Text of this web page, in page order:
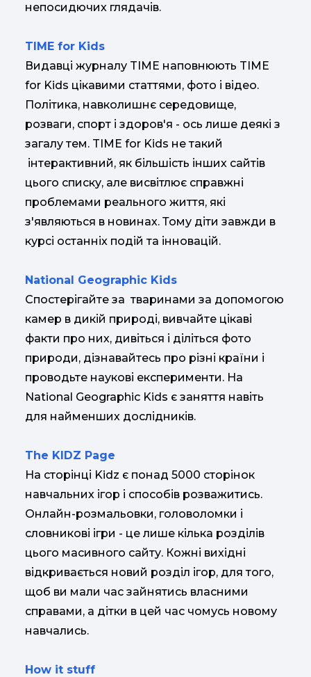
непосидючих глядачів.
TIME for Kids
Видавці журналу TIME наповнюють TIME
for Kids цікавими статтями, фото і відео.
Політика, навколишнє середовище,
розваги, спорт і здоров'я - ось лише деякі з
загалу тем. TIME for Kids не такий
інтерактивний, як більшість інших сайтів
цього списку, але висвітлює справжні
проблемами реального життя, які
з'являються в новинах. Тому діти завжди в
курсі останніх подій та інновацій.
National Geographic Kids
Спостерігайте за тваринами за допомогою
камер в дикій природі, вивчайте цікаві
факти про них, дивіться і діліться фото
природи, дізнавайтесь про різні країни і
проводьте наукові експерименти. На
National Geographic Kids є заняття навіть
для найменших дослідників.
The KIDZ Page
На сторінці Kidz є понад 5000 сторінок
навчальних ігор і способів розважитись.
Онлайн-розмальовки, головоломки і
словникові ігри - це лише кілька розділів
цього масивного сайту. Кожні вихідні
відкривається новий розділ ігор, для того,
щоб ви мали час зайнятись власними
справами, а дітки в цей час чомусь новому
навчались.
How it stuff